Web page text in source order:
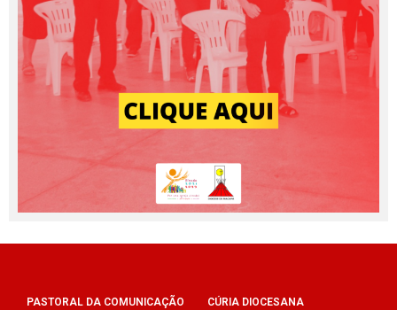
PASTORAL DA COMUNICAÇÃO CÚRIA DIOCESANA